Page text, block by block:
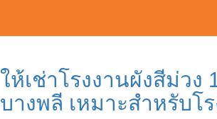
ให้เช่าโรงงานผังสีม่วง
บางพลี เหมาะสำหรับโ